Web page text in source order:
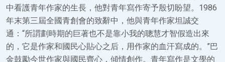
中看護青年作家的生長，他對青年寫作寄予殷切盼望。1986
年末第三屆全國青創會的致辭中，他與青年作家坦誠交
通：“所謂劃時期的巨著也不是靠小我的聰慧才智假造出來
的，它是作家和國民心貼心之后，用作家的血汗寫成的。”巴
金鼓勵今世作家與國民齊心，傾情創作。青年寫作是文學的